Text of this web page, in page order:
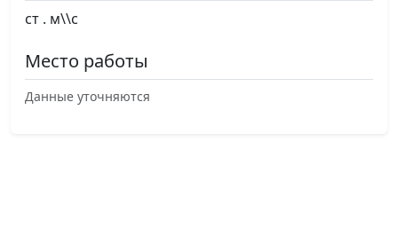
ст . м\\с
Место работы
Данные уточняются